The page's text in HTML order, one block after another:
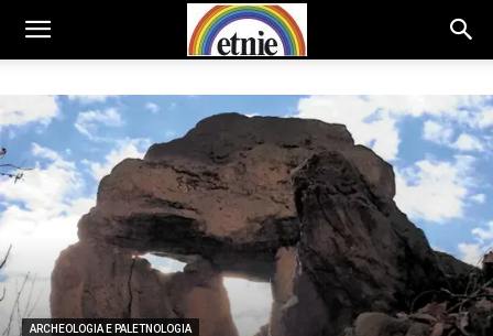
ARCHEOLOGIA E PALETNOLOGIA